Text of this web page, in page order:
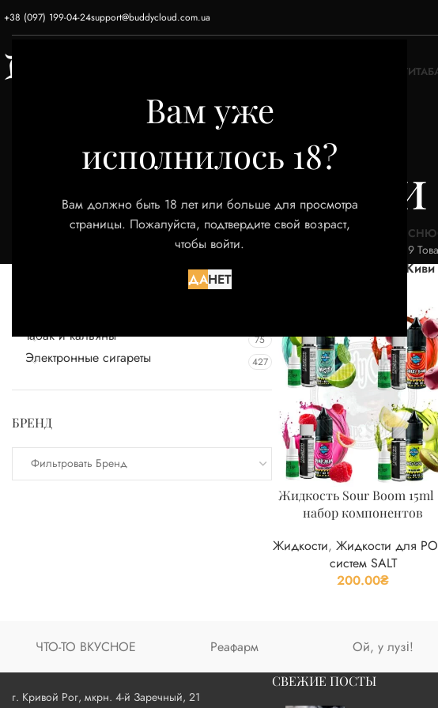
Вам уже
исполнилось 18?
Вам должно быть 18 лет или больше для просмотра
страницы. Пожалуйста, подтвердите свой возраст,
чтобы войти.
ДАНЕТ
+38 (097) 199-04-24support@buddycloud.com.ua
ЖИДКОСТИ
Киви
9
Табак и кальяны 75
Электронные сигареты 427
БРЕНД
Фильтровать Бренд
Жидкость Sour Boom
набор компонентов
Жидкости,Жидкости для
систем SALT
200.00₴
ЧТО-ТО ВКУСНОЕ Реафарм Ой, у лузі!
г. Кривой Рог, мкрн. 4-й Заречный, 21
СВЕЖИЕ ПОСТЫ